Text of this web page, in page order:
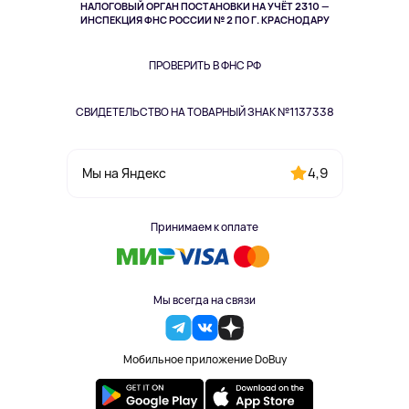
НАЛОГОВЫЙ ОРГАН ПОСТАНОВКИ НА УЧЁТ 2310 —
ИНСПЕКЦИЯ ФНС РОССИИ № 2 ПО Г. КРАСНОДАРУ
ПРОВЕРИТЬ В ФНС РФ
СВИДЕТЕЛЬСТВО НА ТОВАРНЫЙ ЗНАК №1137338
Мы на Яндекс 4,9
Принимаем к оплате
Мы всегда на связи
Мобильное приложение DoBuy
Здоровье питомцев
Одежда и аксессуары